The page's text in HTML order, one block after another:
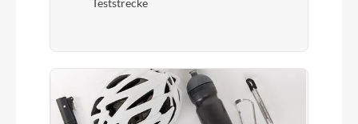
Bremshebel
Steuersatz
Industrial bearing - Integrated in frame
Teststrecke